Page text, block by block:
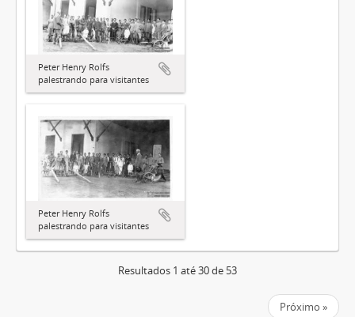
Peter Henry Rolfs
palestrando para visitantes
Peter Henry Rolfs
palestrando para visitantes
Resultados 1 até 30 de 53
Próximo »